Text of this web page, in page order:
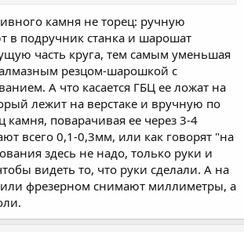
камня не торец: ручную
в подручник станка и шарошат
часть круга, тем самым уменьшая
резцом-шарошкой с
А что касается ГБЦ ее ложат на
лежит на верстаке и вручную по
камня, поварачивая ее через 3-4
всего 0,1-0,3мм, или как говорят "на
здесь не надо, только руки и
видеть то, что руки сделали. А на
или фрезерном снимают миллиметры, а